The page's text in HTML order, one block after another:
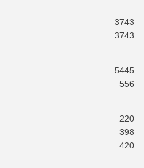
3743
3743
5445
556
220
398
420